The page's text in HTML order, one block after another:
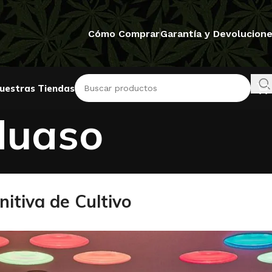
Cómo ComprarGarantía y
Tiendas
de Cultivo